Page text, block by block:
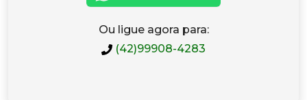
Ou ligue agora para:
(42)99908-4283